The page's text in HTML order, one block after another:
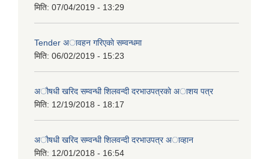
मिति: 07/04/2019 - 13:29
Tender अावहन गरिएकाे सम्वन्धमा
मिति: 06/02/2019 - 15:23
अाैषधी खरिद सम्वन्धी शिलवन्दी दरभाउपत्रकाे अाशय पत्र
मिति: 12/19/2018 - 18:17
अाैषधी खरिद सम्वन्धी शिलवन्दी दरभाउपत्र अाव्हान
मिति: 12/01/2018 - 16:54